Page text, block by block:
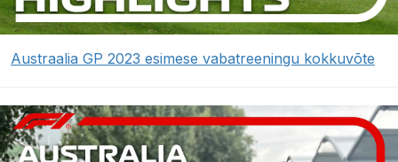
Austraalia GP 2023 esimese vabatreeningu kokkuvõte